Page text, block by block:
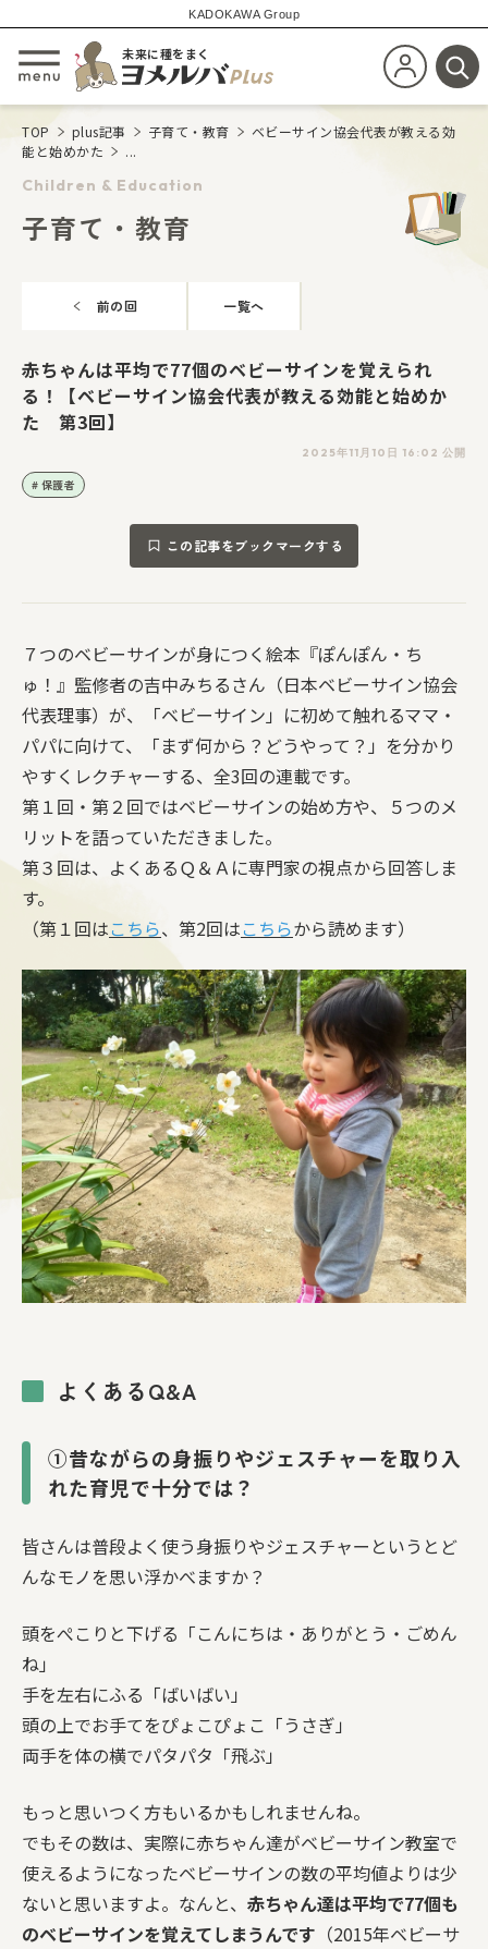
KADOKAWA Group
メニューを開閉する
未来に種をまく
新規会員登
検
TOP plus記事 子育て・教育
ベビーサイン協会代表が教える効
能と始めかた
...
Children & Education
子育て・教育
前の回 一覧へ
赤ちゃんは平均で77個のベビーサインを覚えられ
る！【ベビーサイン協会代表が教える効能と始めか
た 第3回】
2025年11月10日 16:02 公開
保護者
この記事をブックマークする
７つのベビーサインが身につく絵本『ぽんぽん・ち
ゅ！』監修者の吉中みちるさん（日本ベビーサイン協会
代表理事）が、「ベビーサイン」に初めて触れるママ・
パパに向けて、「まず何から？どうやって？」を分かり
やすくレクチャーする、全3回の連載です。
第１回・第２回ではベビーサインの始め方や、５つのメ
リットを語っていただきました。
第３回は、よくあるＱ＆Ａに専門家の視点から回答しま
す。
（第１回はこちら、第2回はこちらから読めます）
よくあるQ&A
①昔ながらの身振りやジェスチャーを取り入
れた育児で十分では？
皆さんは普段よく使う身振りやジェスチャーというとど
んなモノを思い浮かべますか？
頭をぺこりと下げる「こんにちは・ありがとう・ごめん
ね」
手を左右にふる「ばいばい」
頭の上でお手てをぴょこぴょこ「うさぎ」
両手を体の横でパタパタ「飛ぶ」
もっと思いつく方もいるかもしれませんね。
でもその数は、実際に赤ちゃん達がベビーサイン教室で
使えるようになったベビーサインの数の平均値よりは少
ないと思いますよ。なんと、 赤ちゃん達は平均で77個も
のベビーサインを覚えてしまうんです （2015年ベビーサ